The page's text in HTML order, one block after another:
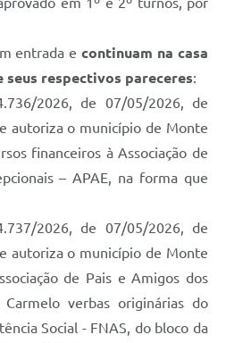
entrada econtinuam na casa
seus respectivos pareceres:
2026, de 07/05/2026, de
autoriza o município de Monte
financeiros à Associação de
– APAE, na forma que
2026, de 07/05/2026, de
autoriza o município de Monte
de Pais e Amigos dos
verbas originárias do
Social - FNAS, do bloco da